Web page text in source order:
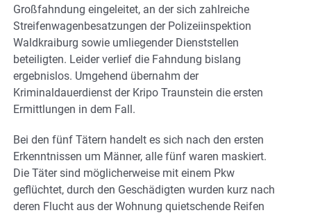
Großfahndung eingeleitet, an der sich zahlreiche
Streifenwagenbesatzungen der Polizeiinspektion
Waldkraiburg sowie umliegender Dienststellen
beteiligten. Leider verlief die Fahndung bislang
ergebnislos. Umgehend übernahm der
Kriminaldauerdienst der Kripo Traunstein die ersten
Ermittlungen in dem Fall.
Bei den fünf Tätern handelt es sich nach den ersten
Erkenntnissen um Männer, alle fünf waren maskiert.
Die Täter sind möglicherweise mit einem Pkw
geflüchtet, durch den Geschädigten wurden kurz nach
deren Flucht aus der Wohnung quietschende Reifen